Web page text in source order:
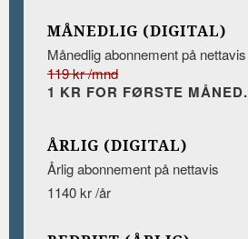
MÅNEDLIG (DIGITAL)
Månedlig abonnement på nettavis
119 kr /mnd
1 KR FOR FØRSTE MÅNED.
ÅRLIG (DIGITAL)
Årlig abonnement på nettavis
1140 kr /år